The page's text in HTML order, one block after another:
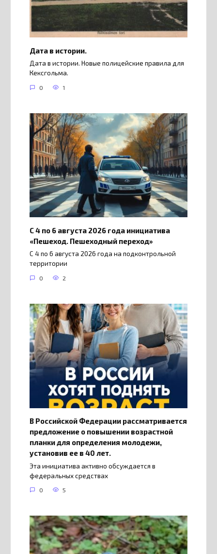
Дата в истории.
Дата в истории. Новые полицейские правила для
Кексгольма.
0 1
С 4 по 6 августа 2026 года инициатива
«Пешеход. Пешеходный переход»
С 4 по 6 августа 2026 года на подконтрольной
территории
0 2
В Российской Федерации рассматривается
предложение о повышении возрастной
планки для определения молодежи,
установив ее в 40 лет.
Эта инициатива активно обсуждается в
федеральных средствах
0 5